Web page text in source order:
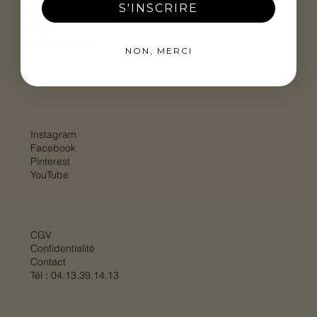
Conseils & Evénements
CGV
Confidentialité
Contact
Tél : 04.13.39.14.13
Instagram
Facebook
Pinterest
YouTube
S'INSCRIRE
NON, MERCI